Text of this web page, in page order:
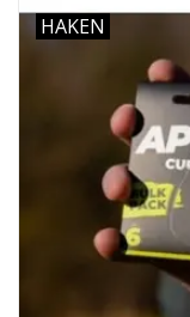
HAKEN